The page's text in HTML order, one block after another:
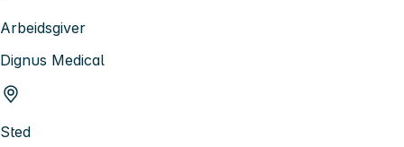
Arbeidsgiver
Dignus Medical
Sted